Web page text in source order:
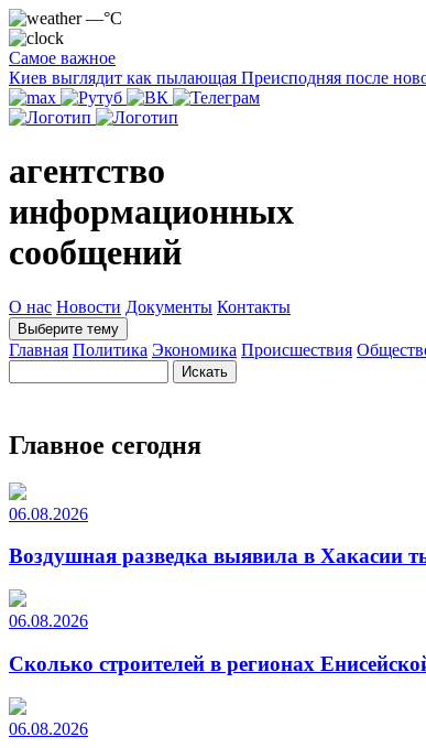
—°C
Самое важное
Киев выглядит как пылающая Преисподняя после
агентство
информационных
сообщений
О нас Новости Документы Контакты
Выберите тему
Главная Политика Экономика Происшествия
Главное сегодня
06.08.2026
Воздушная разведка выявила в Хакасии
06.08.2026
Сколько строителей в регионах
06.08.2026